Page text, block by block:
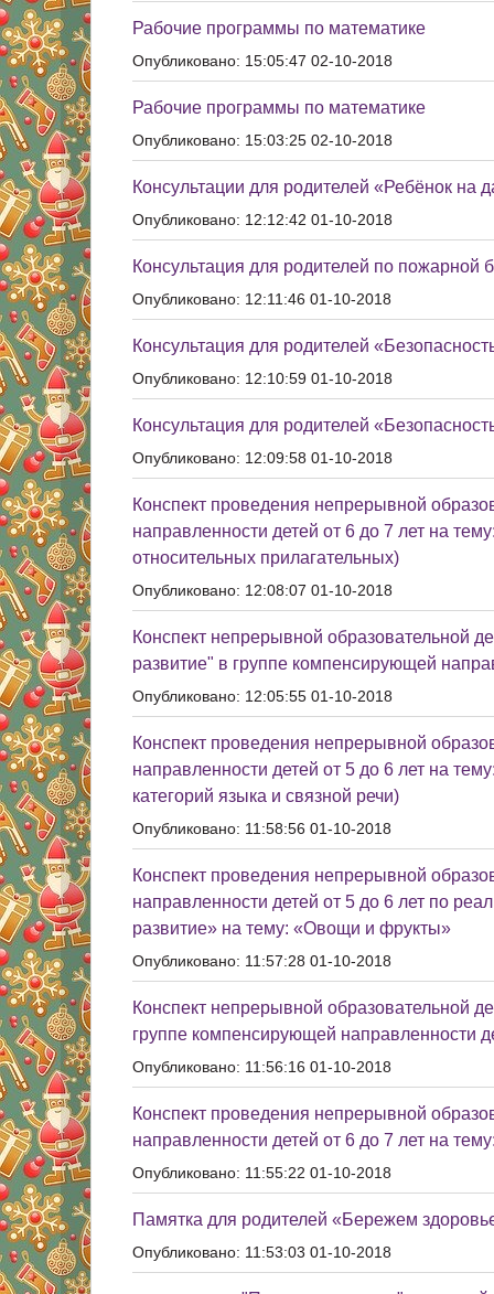
Рабочие программы по математике
Опубликовано: 15:05:47 02-10-2018
Рабочие программы по математике
Опубликовано: 15:03:25 02-10-2018
Консультации для родителей «Ребёнок на
Опубликовано: 12:12:42 01-10-2018
Консультация для родителей по пожарной
Опубликовано: 12:11:46 01-10-2018
Консультация для родителей
Опубликовано: 12:10:59 01-10-2018
Консультация для родителей
Опубликовано: 12:09:58 01-10-2018
Конспект проведения непрерывной
направленности детей от 6 до 7 лет на
относительных прилагательных)
Опубликовано: 12:08:07 01-10-2018
Конспект непрерывной образовательной
развитие" в группе компенсирующей
Опубликовано: 12:05:55 01-10-2018
Конспект проведения непрерывной
направленности детей от 5 до 6 лет на
категорий языка и связной речи)
Опубликовано: 11:58:56 01-10-2018
Конспект проведения непрерывной
направленности детей от 5 до 6 лет по
развитие» на тему: «Овощи и фрукты»
Опубликовано: 11:57:28 01-10-2018
Конспект непрерывной образовательной
группе компенсирующей направленности
Опубликовано: 11:56:16 01-10-2018
Конспект проведения непрерывной
направленности детей от 6 до 7 лет на
Опубликовано: 11:55:22 01-10-2018
Памятка для родителей «Бережем
Опубликовано: 11:53:03 01-10-2018